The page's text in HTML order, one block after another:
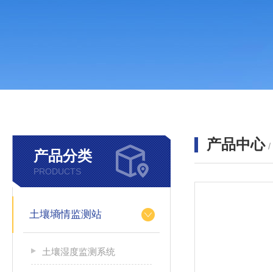
产品分类
PRODUCTS
土壤墒情监测站
土壤湿度监测系统
产品中心 /